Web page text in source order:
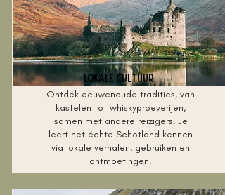
Lokale cultuur
Ontdek eeuwenoude tradities, van
kastelen tot whiskyproeverijen,
samen met andere reizigers. Je
leert het échte Schotland kennen
via lokale verhalen, gebruiken en
ontmoetingen.